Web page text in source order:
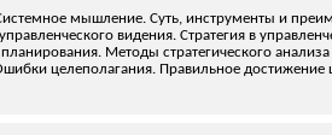
мышление. Суть, инструменты и
видения. Стратегия в
планирования. Методы стратегического
целеполагания. Правильное